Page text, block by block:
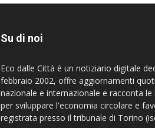
Su di noi
Eco dalle Città è un notiziario digitale
febbraio 2002, offre aggiornamenti
nazionale e internazionale e racconta
per sviluppare l'economia circolare e
registrata presso il tribunale di Torino